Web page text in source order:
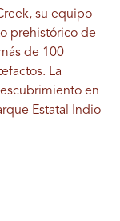
su equipo
prehistórico de
de 100
La
en
Estatal Indio